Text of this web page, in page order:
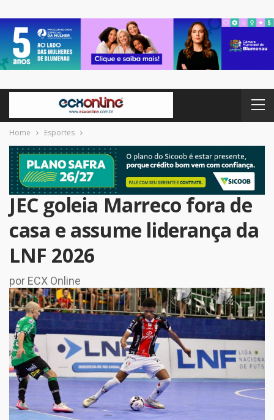
Home Esportes
JEC goleia Marreco fora de
casa e assume liderança da
LNF 2026
por ECX Online